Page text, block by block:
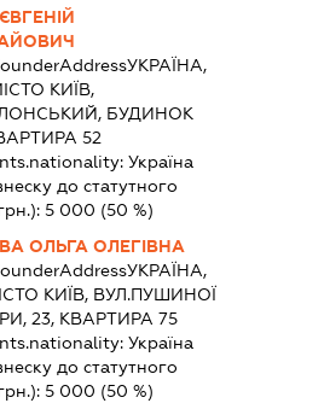
УКРАЇНА,
КИЇВ,
БУДИНОК
52
Україна
до статутного
5 000 (50 %)
ОЛЬГА ОЛЕГІВНА
УКРАЇНА,
КИЇВ, ВУЛ.ПУШИНОЇ
23, КВАРТИРА 75
Україна
до статутного
5 000 (50 %)